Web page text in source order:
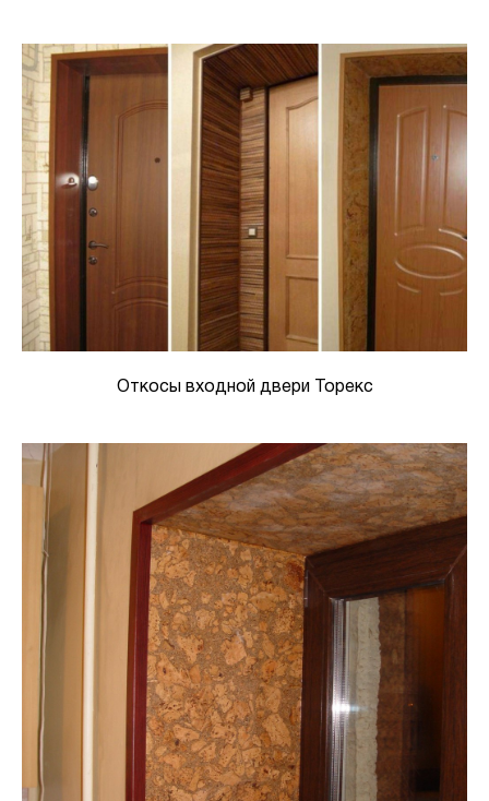
Откосы входной двери Торекс